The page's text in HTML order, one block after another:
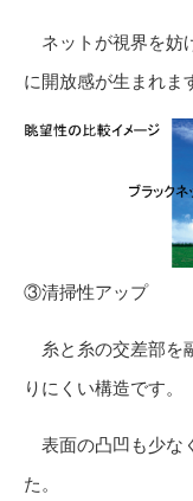
ネットが視界を妨
に開放感が生まれま
③清掃性アップ
糸と糸の交差部を
りにくい構造です。
表面の凸凹も少な
た。